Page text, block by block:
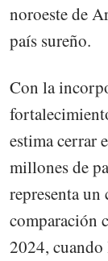
noroeste de
país sureño.
Con la
estima cerrar
millones de
representa
comparación
2024,